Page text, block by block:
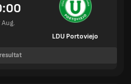
Aug.
LDU Portoviejo